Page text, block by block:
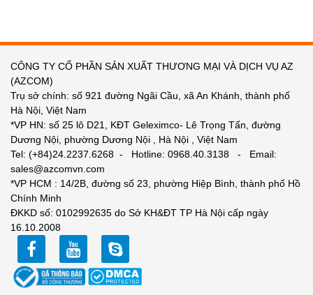
CÔNG TY CỔ PHẦN SẢN XUẤT THƯƠNG MẠI VÀ DỊCH VỤ AZ
(AZCOM)
Trụ sở chính: số 921 đường Ngãi Cầu, xã An Khánh, thành phố
Hà Nội, Việt Nam
*VP HN: số 25 lô D21, KĐT Geleximco- Lê Trọng Tấn, đường
Dương Nội, phường Dương Nội , Hà Nội , Việt Nam
Tel: (+84)24.2237.6268 - Hotline: 0968.40.3138 - Email:
sales@azcomvn.com
*VP HCM : 14/2B, đường số 23, phường Hiệp Bình, thành phố Hồ
Chính Minh
ĐKKD số: 0102992635 do Sở KH&ĐT TP Hà Nội cấp ngày
16.10.2008
facebookyoutube zalo